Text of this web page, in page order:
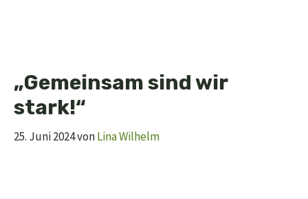
„Gemeinsam sind wir
stark!“
25. Juni 2024vonLina Wilhelm